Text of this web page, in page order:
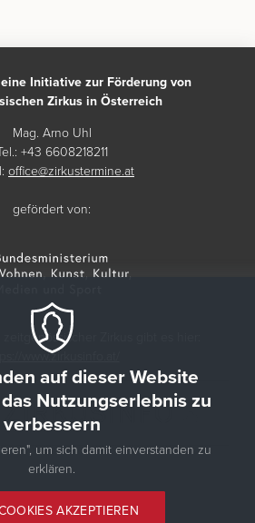
Initiative zur Förderung von
Zirkus in Österreich
Mag. Arno Uhl
+43 6608218211
office@zirkustermine.at
gefördert von:
zeitgenössischer Zirkus gibt es hier:
www.zirkusinfo.at/
auf dieser Website
Nutzungserlebnis zu
verbessern
um sich damit einverstanden zu
erklären.
AKZEPTIEREN